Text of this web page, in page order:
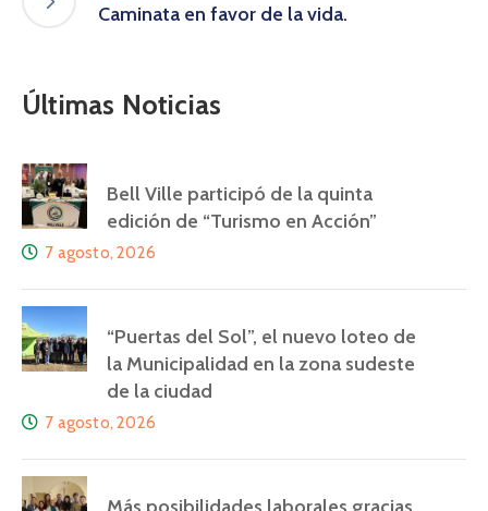
Caminata en favor de la vida.
Últimas Noticias
Bell Ville participó de la quinta
edición de “Turismo en Acción”
7 agosto, 2026
“Puertas del Sol”, el nuevo loteo de
la Municipalidad en la zona sudeste
de la ciudad
7 agosto, 2026